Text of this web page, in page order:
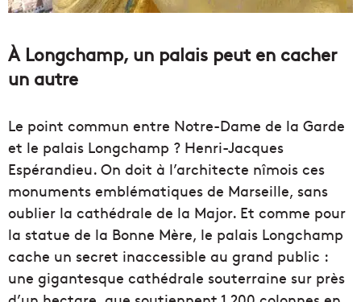
À Longchamp, un palais peut en cacher
un autre
Le point commun entre Notre-Dame de la Garde
et le palais Longchamp ? Henri-Jacques
Espérandieu. On doit à l’architecte nîmois ces
monuments emblématiques de Marseille, sans
oublier la cathédrale de la Major. Et comme pour
la statue de la Bonne Mère, le palais Longchamp
cache un secret inaccessible au grand public :
une gigantesque cathédrale souterraine sur près